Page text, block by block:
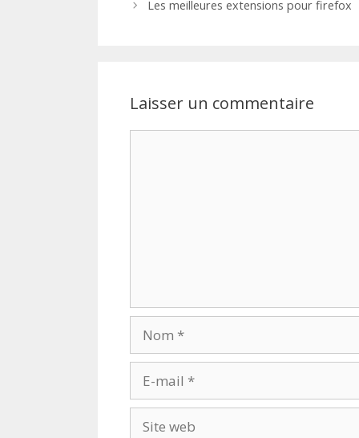
Les meilleures extensions pour firefox
Laisser un commentaire
mail